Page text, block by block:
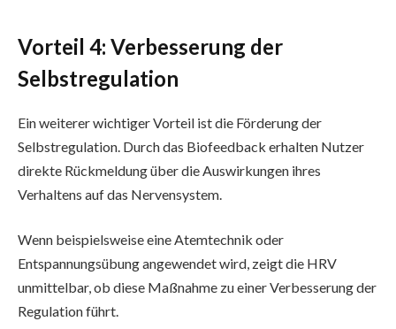
Vorteil 4: Verbesserung der
Selbstregulation
Ein weiterer wichtiger Vorteil ist die Förderung der
Selbstregulation. Durch das Biofeedback erhalten Nutzer
direkte Rückmeldung über die Auswirkungen ihres
Verhaltens auf das Nervensystem.
Wenn beispielsweise eine Atemtechnik oder
Entspannungsübung angewendet wird, zeigt die HRV
unmittelbar, ob diese Maßnahme zu einer Verbesserung der
Regulation führt.